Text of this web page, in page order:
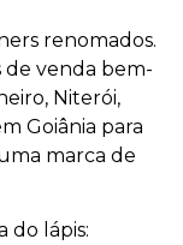
renomados.
de venda bem-
Niterói,
Goiânia para
marca de
do lápis: